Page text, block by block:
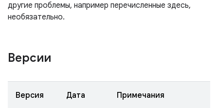
другие проблемы, например перечисленные здесь,
необязательно.
Версии
Версия Дата Примечания